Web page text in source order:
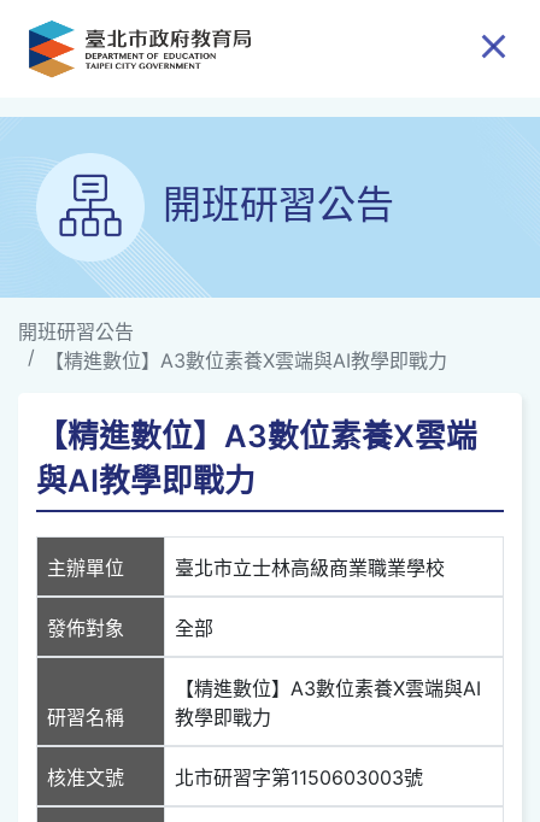
跳到主要內容
開班研習公告
開班研習公告
【精進數位】A3數位素養X雲端與AI教學即戰力
【精進數位】A3數位素養X雲端
與AI教學即戰力
主辦單位 臺北市立士林高級商業職業學校
發佈對象 全部
研習名稱
【精進數位】A3數位素養X雲端與AI
教學即戰力
核准文號 北市研習字第1150603003號